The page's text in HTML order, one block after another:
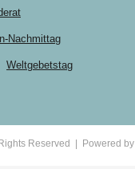
Nachmittag
Weltgebetstag
Reserved | Powered by